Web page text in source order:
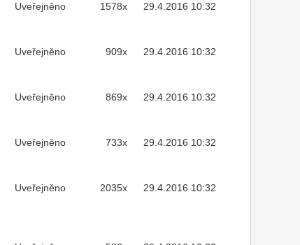
Uveřejněno 1578x 29.4.2016 10:32
Uveřejněno 909x 29.4.2016 10:32
Uveřejněno 869x 29.4.2016 10:32
Uveřejněno 733x 29.4.2016 10:32
Uveřejněno 2035x 29.4.2016 10:32